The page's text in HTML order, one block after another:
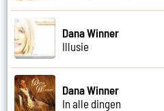
Dana Winner
Illusie
Dana Winner
In alle dingen